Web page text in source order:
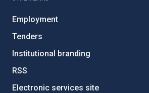
Employment
Tenders
Institutional branding
RSS
Electronic services site